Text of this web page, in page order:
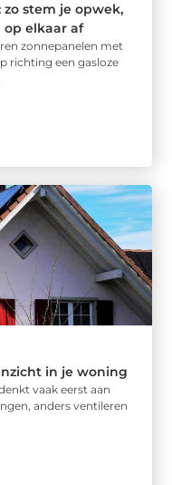
stem je opwek,
elkaar af
zonnepanelen met
richting een gasloze
in je woning
vaak eerst aan
anders ventileren